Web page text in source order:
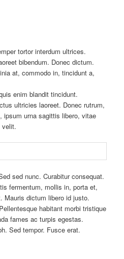
tortor interdum ultrices.
bibendum. Donec dictum.
at, commodo in, tincidunt a,
enim blandit tincidunt.
ultricies laoreet. Donec rutrum,
ipsum urna sagittis libero, vitae
velit.
sed nunc. Curabitur consequat.
fermentum, mollis in, porta et,
Mauris dictum libero id justo.
habitant morbi tristique
fames ac turpis egestas.
Sed tempor. Fusce erat.